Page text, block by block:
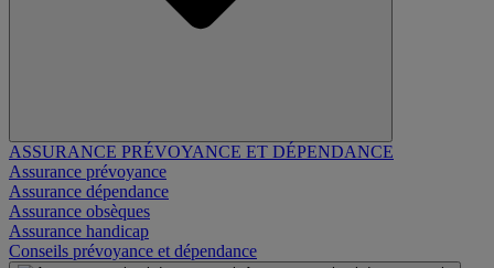
ASSURANCE PRÉVOYANCE ET DÉPENDANCE
Assurance prévoyance
Assurance dépendance
Assurance obsèques
Assurance handicap
Conseils prévoyance et dépendance